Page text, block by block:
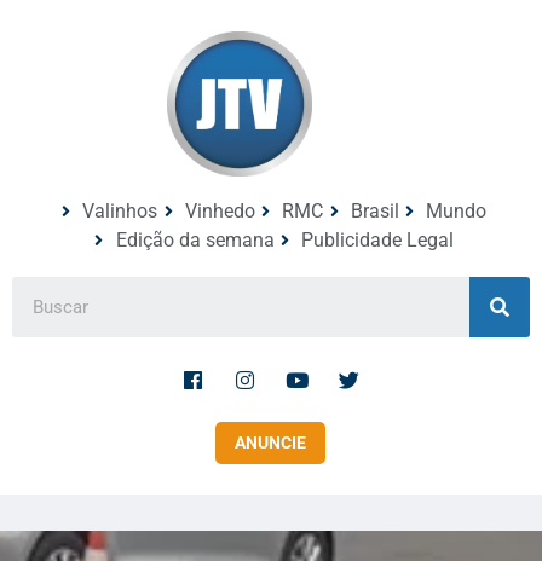
Valinhos Vinhedo RMC Brasil
Mundo
Edição da semana
Publicidade Legal
ANUNCIE